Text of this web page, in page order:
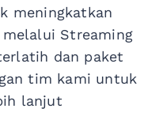
meningkatkan
melalui Streaming
dan paket
tim kami untuk
lanjut